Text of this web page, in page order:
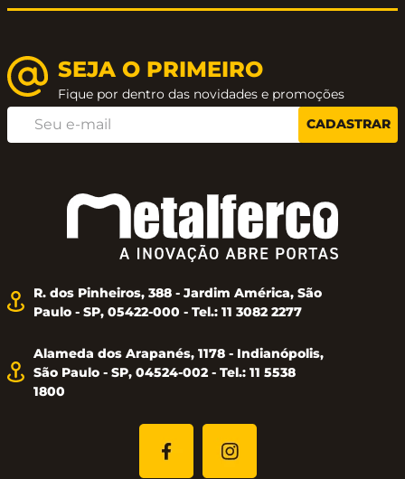
SEJA O PRIMEIRO
Fique por dentro das novidades e promoções
CADASTRAR
R. dos Pinheiros, 388 - Jardim América, São
Paulo - SP, 05422-000 - Tel.: 11 3082 2277
Alameda dos Arapanés, 1178 - Indianópolis,
São Paulo - SP, 04524-002 - Tel.: 11 5538
1800